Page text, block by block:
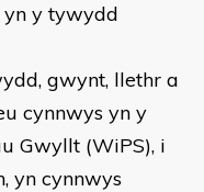
y tywydd
gwynt, llethr a
cynnwys yn y
Gwyllt (WiPS), i
yn cynnwys